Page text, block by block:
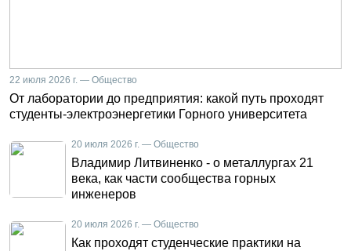
22 июля 2026 г. — Общество
От лаборатории до предприятия: какой путь проходят
студенты-электроэнергетики Горного университета
20 июля 2026 г. — Общество
Владимир Литвиненко - о металлургах 21
века, как части сообщества горных
инженеров
20 июля 2026 г. — Общество
Как проходят студенческие практики на